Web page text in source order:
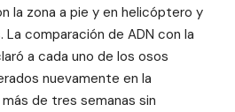
la zona a pie y en helicóptero y
comparación de ADN con la
a cada uno de los osos
nuevamente en la
de tres semanas sin